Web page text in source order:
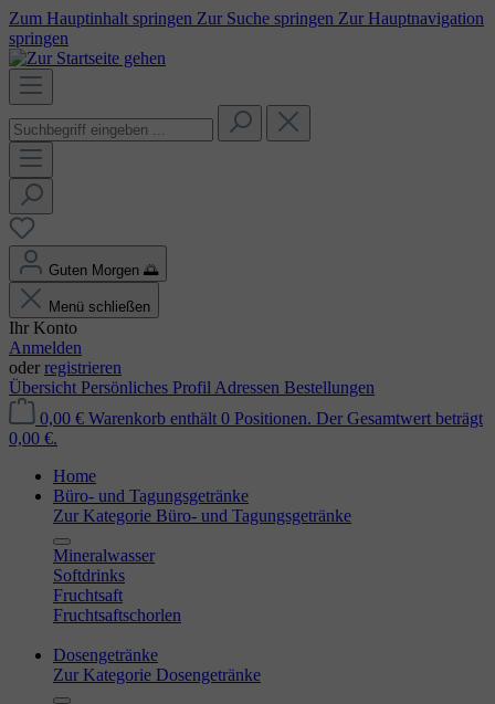
Zum Hauptinhalt springen Zur Suche springen Zur Hauptnavigation
springen
Guten Morgen 🌅
Menü schließen
Ihr Konto
Anmelden
oder registrieren
Übersicht Persönliches Profil Adressen Bestellungen
0,00 € Warenkorb enthält 0 Positionen. Der Gesamtwert beträgt
0,00 €.
Home
Büro- und Tagungsgetränke
Zur Kategorie Büro- und Tagungsgetränke
Mineralwasser
Softdrinks
Fruchtsaft
Fruchtsaftschorlen
Dosengetränke
Zur Kategorie Dosengetränke